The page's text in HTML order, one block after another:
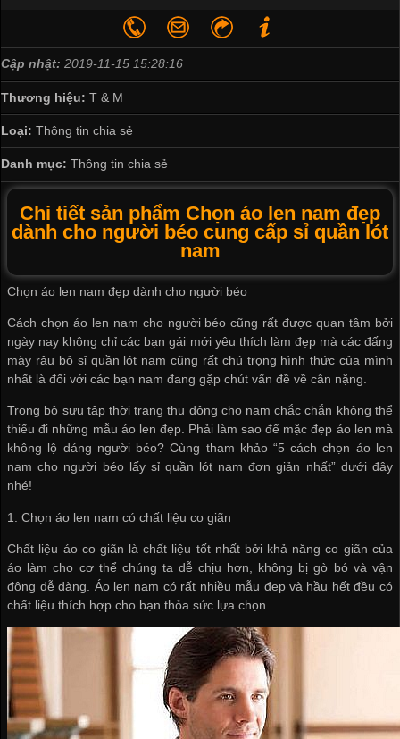
Cập nhật: 2019-11-15 15:28:16
Thương hiệu: T & M
Loại: Thông tin chia sẻ
Danh mục: Thông tin chia sẻ
Chi tiết sản phẩm Chọn áo len nam đẹp
dành cho người béo cung cấp sỉ quần lót
nam
Chọn áo len nam đẹp dành cho người béo
Cách chọn áo len nam cho người béo cũng rất được quan tâm bởi
ngày nay không chỉ các bạn gái mới yêu thích làm đẹp mà các đấng
mày râu bỏ sỉ quần lót nam cũng rất chú trọng hình thức của mình
nhất là đối với các bạn nam đang gặp chút vấn đề về cân nặng.
Trong bộ sưu tập thời trang thu đông cho nam chắc chắn không thể
thiếu đi những mẫu áo len đẹp. Phải làm sao để mặc đẹp áo len mà
không lộ dáng người béo? Cùng tham khảo “5 cách chọn áo len
nam cho người béo lấy sỉ quần lót nam đơn giản nhất” dưới đây
nhé!
1. Chọn áo len nam có chất liệu co giãn
Chất liệu áo co giãn là chất liệu tốt nhất bởi khả năng co giãn của
áo làm cho cơ thể chúng ta dễ chịu hơn, không bị gò bó và vận
động dễ dàng. Áo len nam có rất nhiều mẫu đẹp và hầu hết đều có
chất liệu thích hợp cho bạn thỏa sức lựa chọn.